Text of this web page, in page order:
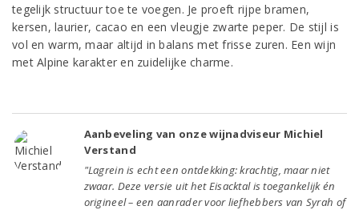
tegelijk structuur toe te voegen. Je proeft rijpe bramen,
kersen, laurier, cacao en een vleugje zwarte peper. De stijl is
vol en warm, maar altijd in balans met frisse zuren. Een wijn
met Alpine karakter en zuidelijke charme.
Aanbeveling van onze wijnadviseur Michiel
Verstand
"Lagrein is echt een ontdekking: krachtig, maar niet
zwaar. Deze versie uit het Eisacktal is toegankelijk én
origineel – een aanrader voor liefhebbers van Syrah of